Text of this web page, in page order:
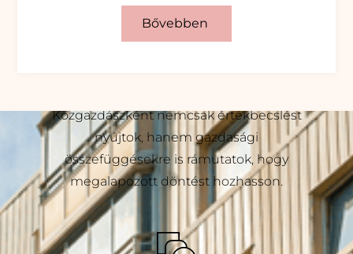
Bővebben
Miben tudok segíteni?
SZOLGÁLTATÁSAIM
Közgazdászként nemcsak értékbecslést
nyújtok, hanem gazdasági
összefüggésekre is rámutatok, hogy
megalapozott döntést hozhasson.